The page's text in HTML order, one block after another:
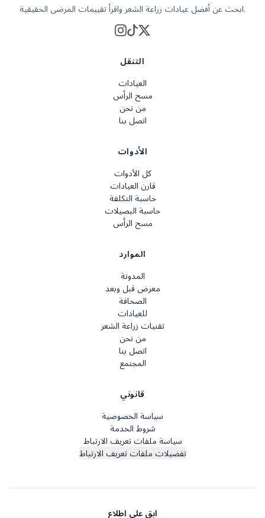
ابحث عن أفضل عيادات زراعة الشعر واقرأ تقييمات المرضى الحقيقية.
التنقل
العيادات
مسح الرأس
من نحن
اتصل بنا
الأدوات
كل الأدوات
قارن العيادات
حاسبة التكلفة
حاسبة البصيلات
مسح الرأس
الموارد
المدونة
معرض قبل وبعد
الصحافة
للعيادات
تقنيات زراعة الشعر
من نحن
اتصل بنا
المجتمع
قانوني
سياسة الخصوصية
شروط الخدمة
سياسة ملفات تعريف الارتباط
تفضيلات ملفات تعريف الارتباط
ابق على اطلاع